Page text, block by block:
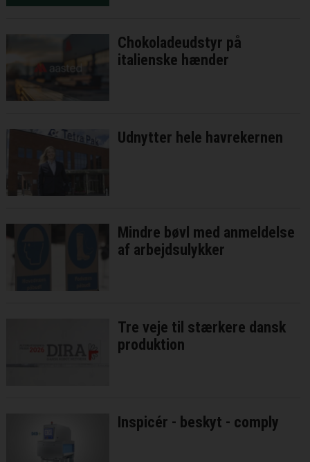
Chokoladeudstyr på
italienske hænder
Udnytter hele havrekernen
Mindre bøvl med anmeldelse
af arbejdsulykker
Tre veje til stærkere dansk
produktion
Inspicér - beskyt - comply